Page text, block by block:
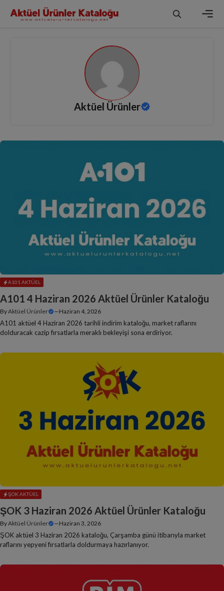
atla
Aktüel Ürünler
A101 AKTÜEL
A101 4 Haziran 2026 Aktüel Ürünler Kataloğu
ByAktüel Ürünler —Haziran 4, 2026
A101 aktüel 4 Haziran 2026 tarihli indirim kataloğu, market raflarını
dolduracak cazip fırsatlarla meraklı bekleyişi sona erdiriyor.
ŞOK AKTÜEL
ŞOK 3 Haziran 2026 Aktüel Ürünler Kataloğu
ByAktüel Ürünler —Haziran 3, 2026
ŞOK aktüel 3 Haziran 2026 kataloğu, Çarşamba günü itibarıyla market
raflarını yepyeni fırsatlarla doldurmaya hazırlanıyor.